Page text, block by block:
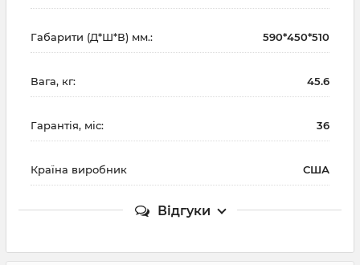
Габарити (Д*Ш*В) мм.: 590*450*510
Вага, кг: 45.6
Гарантія, міс: 36
Країна виробник США
Відгуки